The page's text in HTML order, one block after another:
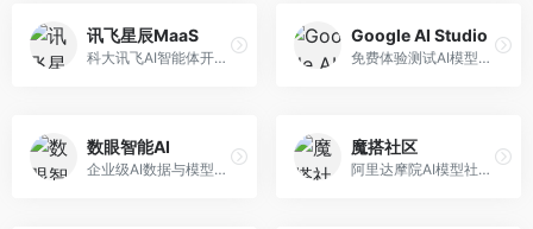
讯飞星辰MaaS
科大讯飞AI智能体开发平台，专注于企业级模型服务。面向企业用户，提供模型调用、智能体创建、行业解决方案等服务，中文能力突出。
Google AI Studio
免费体验测试AI模型的平台，深度整合Google生态。面向开发者和研究者，提供Gemini模型体验、API密钥管理、提示词测试等服务，免费使用。
数眼智能AI
企业级AI数据与模型服务平台，专注于数据驱动AI。面向企业用户，提供数据管理、模型训练、部署服务等，数据治理能力强。
魔搭社区
阿里达摩院AI模型社区，专注于中文AI生态。面向中文开发者，提供开源模型、数据集、开发工具等资源，中文模型丰富。